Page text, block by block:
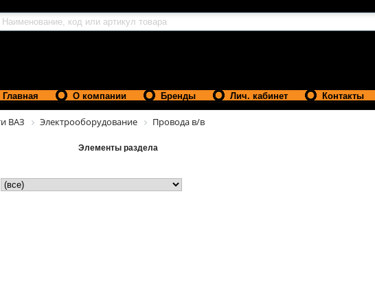
Главная О компании Бренды Лич. кабинет Контакты
ВАЗ Электрооборудование Провода в/в
Элементы раздела